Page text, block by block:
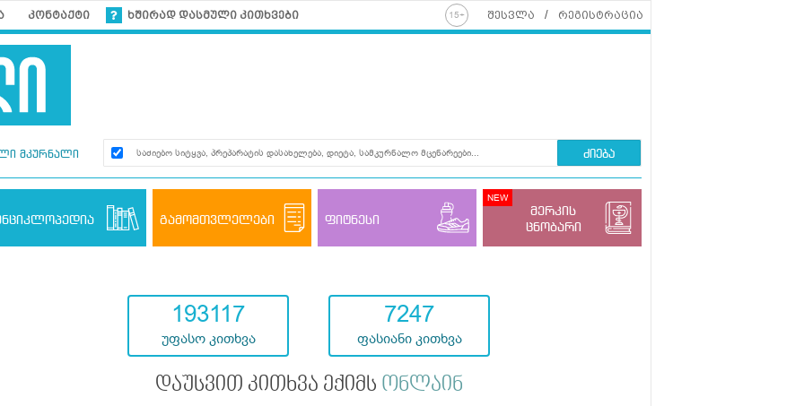
კონტაქტი ხშირად დასმული კითხვები შესვლა რეგისტრაცია
მკურნალი ძიება
გამომთვლელები ფიტნესი
მერკის
ცნობარი
193117
უფასო კითხვა
7247
ფასიანი კითხვა
დაუსვით კითხვა ექიმს ონლაინ